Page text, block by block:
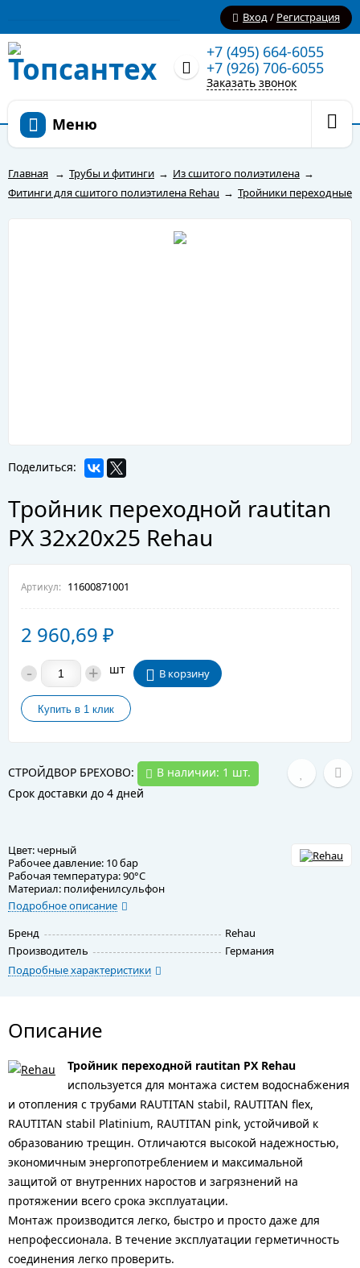
Вход/ Регистрация
+7 (495) 664-6055
+7 (926) 706-6055
Заказать звонок
Меню
Главная → Трубы и фитинги → Из сшитого полиэтилена →
Фитинги для сшитого полиэтилена Rehau → Тройники переходные
Поделиться:
Тройник переходной rautitan
PX 32х20х25 Rehau
Артикул: 11600871001
2 960,69 ₽
- + шт В корзину
СТРОЙДВОР БРЕХОВО:
В наличии: 1 шт.
Срок доставки до 4 дней
Цвет: черный
Рабочее давление: 10 бар
Рабочая температура: 90°C
Материал: полифенилсульфон
Подробное описание
Бренд
Rehau
Производитель
Германия
Подробные характеристики
Описание
Тройник переходной rautitan PX Rehau
используется для монтажа систем водоснабжения
и отопления с трубами RAUTITAN stabil, RAUTITAN flex,
RAUTITAN stabil Platinium, RAUTITAN pink, устойчивой к
образованию трещин. Отличаются высокой надежностью,
экономичным энергопотреблением и максимальной
защитой от внутренних наростов и загрязнений на
протяжении всего срока эксплуатации.
Монтаж производится легко, быстро и просто даже для
непрофессионала. В течение эксплуатации герметичность
соединения легко проверить.